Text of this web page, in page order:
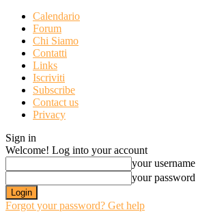
Calendario
Forum
Chi Siamo
Contatti
Links
Iscriviti
Subscribe
Contact us
Privacy
Sign in
Welcome! Log into your account
your username
your password
Forgot your password? Get help